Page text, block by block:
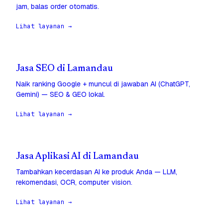
jam, balas order otomatis.
Lihat layanan →
Jasa SEO di Lamandau
Naik ranking Google + muncul di jawaban AI (ChatGPT,
Gemini) — SEO & GEO lokal.
Lihat layanan →
Jasa Aplikasi AI di Lamandau
Tambahkan kecerdasan AI ke produk Anda — LLM,
rekomendasi, OCR, computer vision.
Lihat layanan →